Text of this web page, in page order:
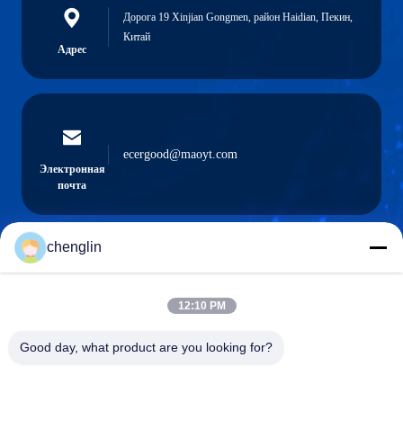
Адрес
Дорога 19 Xinjian Gongmen, район Haidian, Пекин,
Китай
Электронная
почта
ecergood@maoyt.com
chenglin
12:10 PM
Good day, what product are you looking for?